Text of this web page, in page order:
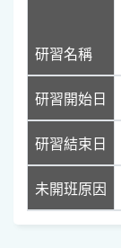
研習名稱
研習開始日
研習結束日
未開班原因